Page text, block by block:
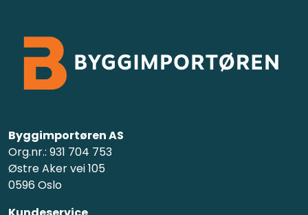
Byggimportøren AS
Org.nr.: 931 704 753
Østre Aker vei 105
0596 Oslo